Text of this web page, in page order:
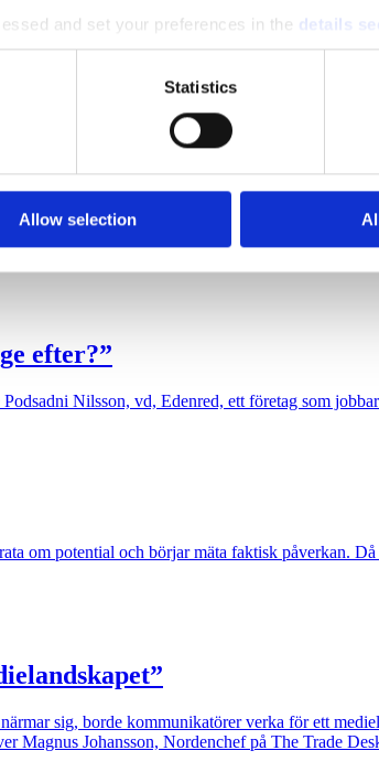
and set your preferences in the details
social media features and to analyse our
media, advertising and analytics partners who
they’ve collected from your use of their
Statistics
Allow selection
senior manager på Optimizely.
inför nu i ett ”desperat försök till överlevnad”.
efter?”
Nilsson, vd, Edenred, ett företag som
om potential och börjar mäta faktisk påverkan.
sig, borde kommunikatörer verka för ett
Magnus Johansson, Nordenchef på The Trade